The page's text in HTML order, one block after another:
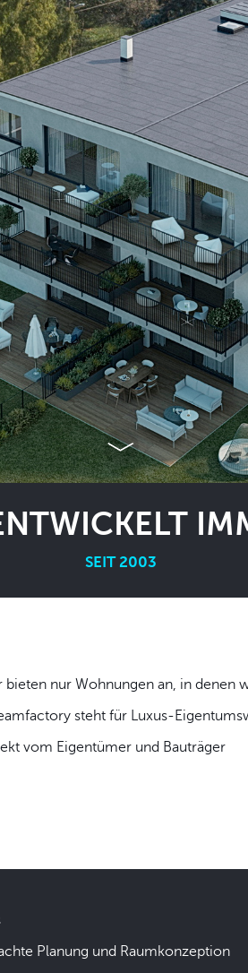
SEIT 2003
bieten nur Wohnungen an, in
steht für Luxus-
vom Eigentümer und Bauträger
Planung und Raumkonzeption